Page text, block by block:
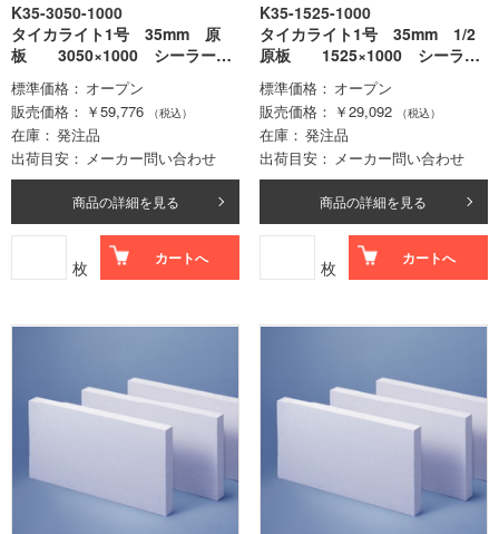
K35-3050-1000
タイカライト1号 35mm 原
板 3050×1000 シーラー処
理無
標準価格
オープン
販売価格
￥59,776 （税込）
在庫
発注品
出荷目安
メーカー問い合わせ
商品の詳細を見る
枚 カートへ
K35-1525-1000
タイカライト1号 35mm 1/2
原板 1525×1000 シーラー
処理無
標準価格
オープン
販売価格
￥29,092 （税込）
在庫
発注品
出荷目安
メーカー問い合わせ
商品の詳細を見る
枚 カートへ